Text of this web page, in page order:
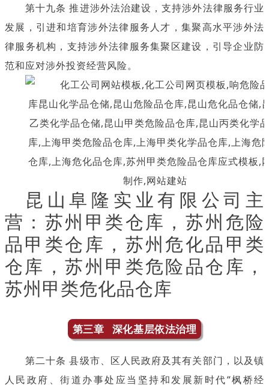
第十九条 推进涉外法治建设，支持涉外法律服务行业
发展，引进和培育涉外法律服务人才，集聚高水平涉外法
律服务机构，支持涉外法律服务集聚区建设，引导企业防
范和应对涉外投资经营风险。
昆山阜隆实业有限公司主
营：苏州甲类仓库，苏州危险
品甲类仓库，苏州危化品甲类
仓库，苏州甲类危险品仓库，
苏州甲类危化品仓库
第三章 深化基层依法治理
第二十条 县级市、区人民政府及其有关部门，以及镇
人民政府、街道办事处应当坚持和发展新时代“枫桥经